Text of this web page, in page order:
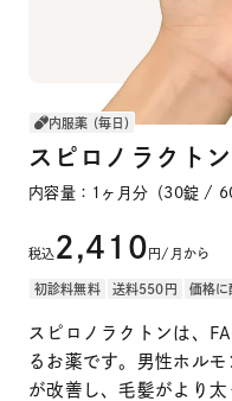
内服薬 (毎日)
スピロノラクトン
内容量：1ヶ月分（30錠 /
税込2,410 円/月から
初診料無料 送料550円 価格に
スピロノラクトンは、
るお薬です。男性ホル
が改善し、毛髪がより太